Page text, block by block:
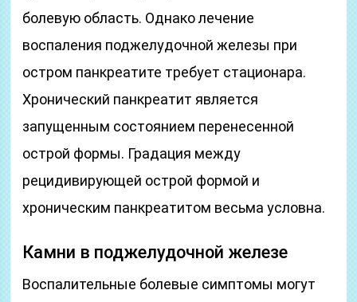
болевую область. Однако лечение
воспаления поджелудочной железы при
остром панкреатите требует стационара.
Хронический панкреатит является
запущенным состоянием перенесенной
острой формы. Градация между
рецидивирующей острой формой и
хроническим панкреатитом весьма условна.
Камни в поджелудочной железе
Воспалительные болевые симптомы могут